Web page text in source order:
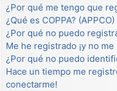
¿Por qué me tengo que
¿Qué es COPPA? (APPCO)
¿Por qué no puedo
Me he registrado ¡y no
¿Por qué no puedo
Hace un tiempo me
conectarme!